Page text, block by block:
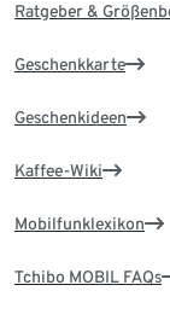
Ratgeber &
Geschenkkarte
Geschenkideen
Kaffee-Wiki
Mobilfunklexikon
Tchibo MOBIL FAQs